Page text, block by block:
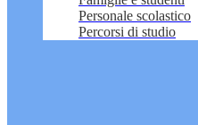
Personale scolastico
Percorsi di studio